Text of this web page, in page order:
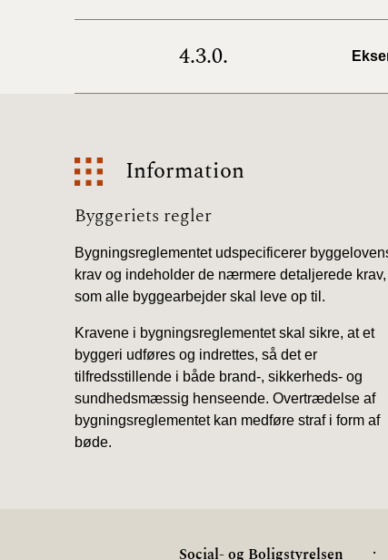
4.3.0.
Information
Information
Byggeriets regler
Bygningsreglementet udspecificerer
krav og indeholder de nærmere detaljerede krav,
som alle byggearbejder skal leve op til.
Kravene i bygningsreglementet skal sikre, at et
byggeri udføres og indrettes, så det er
tilfredsstillende i både brand-, sikkerheds- og
sundhedsmæssig henseende. Overtrædelse af
bygningsreglementet kan medføre straf i form af
bøde.
Social- og Boligstyrelsen .